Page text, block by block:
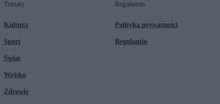
Tematy
Kultura
Sport
Świat
Wojsko
Zdrowie
Regulamin
Polityka prywatności
Regulamin